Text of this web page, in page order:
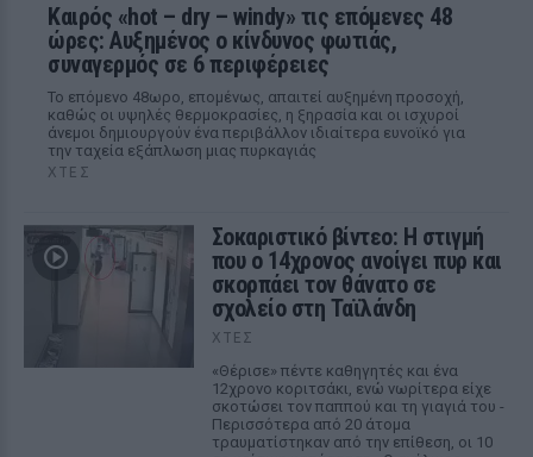
Καιρός «hot – dry – windy» τις επόμενες 48
ώρες: Αυξημένος ο κίνδυνος φωτιάς,
συναγερμός σε 6 περιφέρειες
Το επόμενο 48ωρο, επομένως, απαιτεί αυξημένη προσοχή,
καθώς οι υψηλές θερμοκρασίες, η ξηρασία και οι ισχυροί
άνεμοι δημιουργούν ένα περιβάλλον ιδιαίτερα ευνοϊκό για
την ταχεία εξάπλωση μιας πυρκαγιάς
ΧΤΕΣ
Σοκαριστικό βίντεο: Η στιγμή
που ο 14χρονος ανοίγει πυρ και
σκορπάει τον θάνατο σε
σχολείο στη Ταϊλάνδη
ΧΤΕΣ
«Θέρισε» πέντε καθηγητές και ένα
12χρονο κοριτσάκι, ενώ νωρίτερα είχε
σκοτώσει τον παππού και τη γιαγιά του -
Περισσότερα από 20 άτομα
τραυματίστηκαν από την επίθεση, οι 10